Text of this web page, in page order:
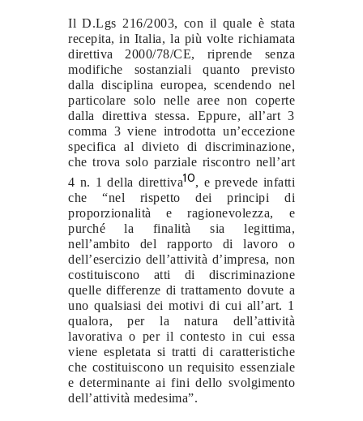
Il D.Lgs 216/2003, con il quale è stata
recepita, in Italia, la più volte richiamata
direttiva 2000/78/CE, riprende senza
modifiche sostanziali quanto previsto
dalla disciplina europea, scendendo nel
particolare solo nelle aree non coperte
dalla direttiva stessa. Eppure, all’art 3
comma 3 viene introdotta un’eccezione
specifica al divieto di discriminazione,
che trova solo parziale riscontro nell’art
4 n. 1 della direttiva10, e prevede infatti
che “nel rispetto dei principi di
proporzionalità e ragionevolezza, e
purché la finalità sia legittima,
nell’ambito del rapporto di lavoro o
dell’esercizio dell’attività d’impresa, non
costituiscono atti di discriminazione
quelle differenze di trattamento dovute a
uno qualsiasi dei motivi di cui all’art. 1
qualora, per la natura dell’attività
lavorativa o per il contesto in cui essa
viene espletata si tratti di caratteristiche
che costituiscono un requisito essenziale
e determinante ai fini dello svolgimento
dell’attività medesima”.